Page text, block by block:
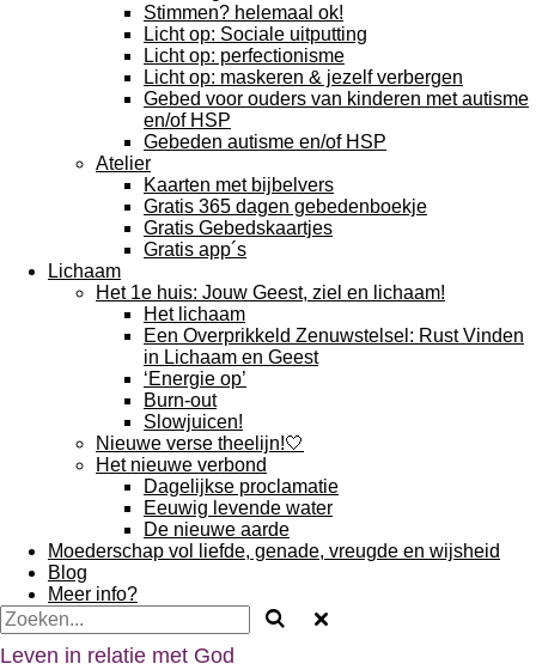
Stimmen? helemaal ok!
Licht op: Sociale uitputting
Licht op: perfectionisme
Licht op: maskeren & jezelf verbergen
Gebed voor ouders van kinderen met autisme
en/of HSP
Gebeden autisme en/of HSP
Atelier
Kaarten met bijbelvers
Gratis 365 dagen gebedenboekje
Gratis Gebedskaartjes
Gratis app´s
Lichaam
Het 1e huis: Jouw Geest, ziel en lichaam!
Het lichaam
Een Overprikkeld Zenuwstelsel: Rust Vinden
in Lichaam en Geest
‘Energie op’
Burn-out
Slowjuicen!
Nieuwe verse theelijn!🤍
Het nieuwe verbond
Dagelijkse proclamatie
Eeuwig levende water
De nieuwe aarde
Moederschap vol liefde, genade, vreugde en wijsheid
Blog
Meer info?
Leven in relatie met God